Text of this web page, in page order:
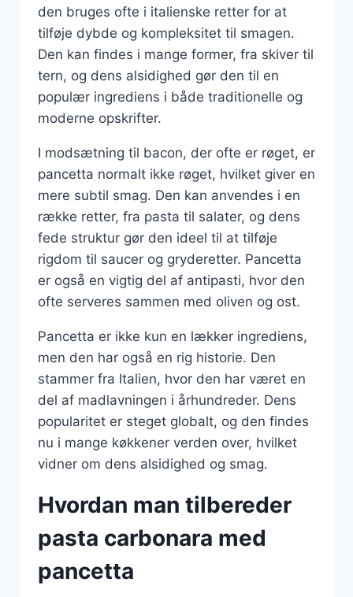
den bruges ofte i italienske retter for at
tilføje dybde og kompleksitet til smagen.
Den kan findes i mange former, fra skiver til
tern, og dens alsidighed gør den til en
populær ingrediens i både traditionelle og
moderne opskrifter.
I modsætning til bacon, der ofte er røget, er
pancetta normalt ikke røget, hvilket giver en
mere subtil smag. Den kan anvendes i en
række retter, fra pasta til salater, og dens
fede struktur gør den ideel til at tilføje
rigdom til saucer og gryderetter. Pancetta
er også en vigtig del af antipasti, hvor den
ofte serveres sammen med oliven og ost.
Pancetta er ikke kun en lækker ingrediens,
men den har også en rig historie. Den
stammer fra Italien, hvor den har været en
del af madlavningen i århundreder. Dens
popularitet er steget globalt, og den findes
nu i mange køkkener verden over, hvilket
vidner om dens alsidighed og smag.
Hvordan man tilbereder
pasta carbonara med
pancetta